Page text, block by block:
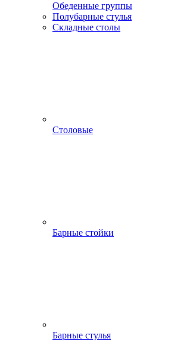
Обеденные группы
Полубарные стулья
Складные столы
Столовые
Барные стойки
Барные стулья